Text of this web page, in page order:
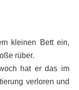
kleinen Bett ein,
rüber.
hat er das im
verloren und